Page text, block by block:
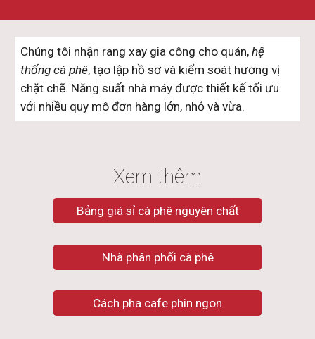
Chúng tôi nhận rang xay gia công cho quán,hệ
thống cà phê, tạo lập hồ sơ và kiểm soát hương vị
chặt chẽ. Năng suất nhà máy được thiết kế tối ưu
với nhiều quy mô đơn hàng lớn, nhỏ và vừa.
Xem thêm
Bảng giá sỉ cà phê nguyên chất
Nhà phân phối cà phê
Cách pha cafe phin ngon